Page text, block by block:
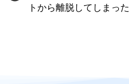
トから離脱してしまった